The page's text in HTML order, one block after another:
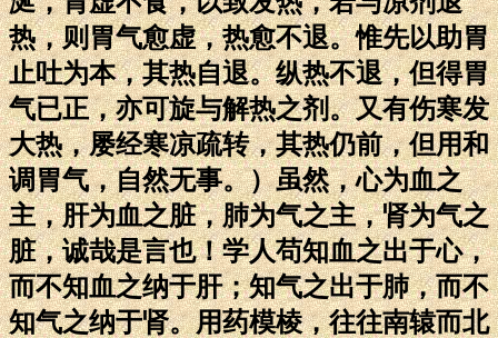
热，则胃气愈虚，热愈不退。惟先以助胃
止吐为本，其热自退。纵热不退，但得胃
气已正，亦可旋与解热之剂。又有伤寒发
大热，屡经寒凉疏转，其热仍前，但用和
调胃气，自然无事。）虽然，心为血之
主，肝为血之脏，肺为气之主，肾为气之
脏，诚哉是言也！学人苟知血之出于心，
而不知血之纳于肝；知气之出于肺，而不
知气之纳于肾。用药模棱，往往南辕而北